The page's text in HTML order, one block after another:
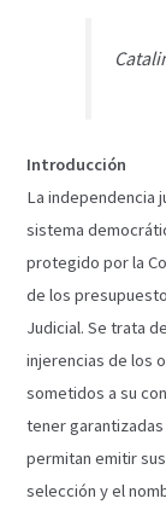
Introducción
La independencia
sistema
protegido por la
de los
Judicial. Se trata
injerencias de los
sometidos a su
tener
permitan emitir
selección y el